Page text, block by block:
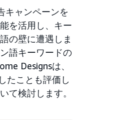
キャンペーンを
を活用し、キー
の壁に遭遇しま
語キーワードの
Designsは、
たことも評価し
て検討します。